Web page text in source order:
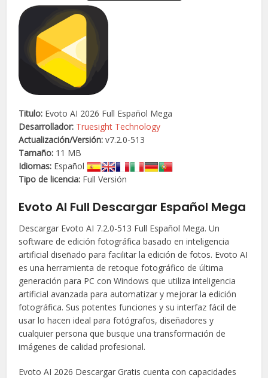
Titulo: Evoto AI 2026 Full Español Mega
Desarrollador: Truesight Technology
Actualización/Versión: v7.2.0-513
Tamaño: 11 MB
Idiomas: Español
Tipo de licencia: Full Versión
Evoto AI Full Descargar Español Mega
Descargar Evoto AI 7.2.0-513 Full Español Mega. Un
software de edición fotográfica basado en inteligencia
artificial diseñado para facilitar la edición de fotos. Evoto AI
es una herramienta de retoque fotográfico de última
generación para PC con Windows que utiliza inteligencia
artificial avanzada para automatizar y mejorar la edición
fotográfica. Sus potentes funciones y su interfaz fácil de
usar lo hacen ideal para fotógrafos, diseñadores y
cualquier persona que busque una transformación de
imágenes de calidad profesional.
Evoto AI 2026 Descargar Gratis cuenta con capacidades